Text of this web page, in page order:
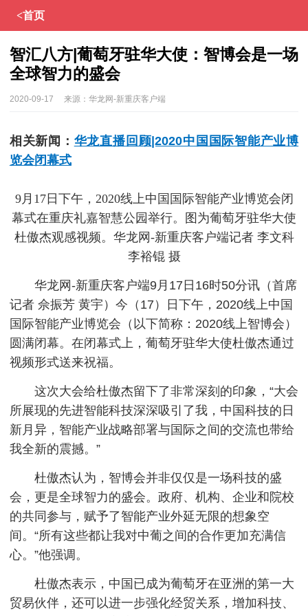
<首页
智汇八方|葡萄牙驻华大使：智博会是一场
全球智力的盛会
来源： 华龙网-新重庆客户端
2020-09-17
相关新闻： 华龙直播回顾|2020中国国际智能产业博
览会闭幕式
9月17日下午，2020线上中国国际智能产业博览会闭
幕式在重庆礼嘉智慧公园举行。图为葡萄牙驻华大使
杜傲杰观感视频。华龙网-新重庆客户端记者 李文科
李裕锟 摄
华龙网-新重庆客户端9月17日16时50分讯（首席
记者 佘振芳 黄宇）今（17）日下午，2020线上中国
国际智能产业博览会（以下简称：2020线上智博会）
圆满闭幕。在闭幕式上，葡萄牙驻华大使杜傲杰通过
视频形式送来祝福。
这次大会给杜傲杰留下了非常深刻的印象，“大会
所展现的先进智能科技深深吸引了我，中国科技的日
新月异，智能产业战略部署与国际之间的交流也带给
我全新的震撼。”
杜傲杰认为，智博会并非仅仅是一场科技的盛
会，更是全球智力的盛会。政府、机构、企业和院校
的共同参与，赋予了智能产业外延无限的想象空
间。“所有这些都让我对中葡之间的合作更加充满信
心。”他强调。
杜傲杰表示，中国已成为葡萄牙在亚洲的第一大
贸易伙伴，还可以进一步强化经贸关系，增加科技、